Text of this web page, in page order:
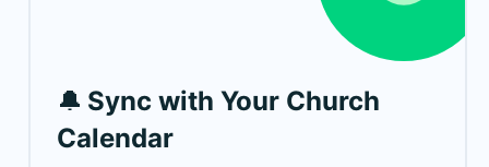
🔔 Sync with Your Church
Calendar